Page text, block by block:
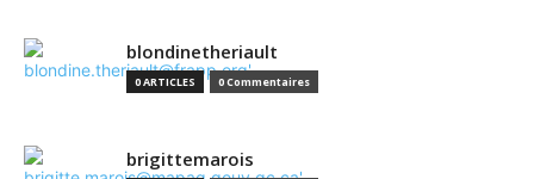
blondinetheriault
0 ARTICLES 0 Commentaires
brigittemarois